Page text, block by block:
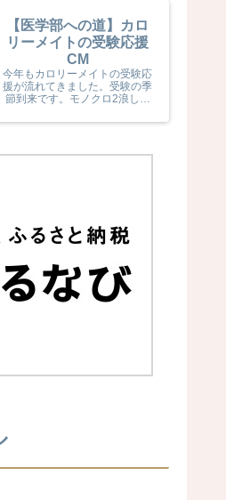
【医学部への道】カロ
リーメイトの受験応援
CM
今年もカロリーメイトの受験応
援が流れてきました。受験の季
節到来です。モノクロ2浪した
カロリーメイトの受験応援を見